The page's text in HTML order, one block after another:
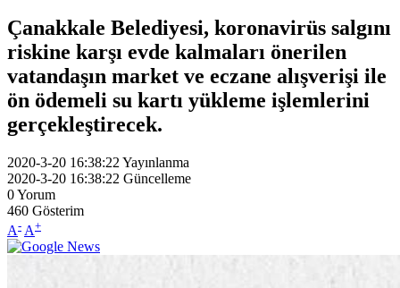
Çanakkale Belediyesi, koronavirüs salgını
riskine karşı evde kalmaları önerilen
vatandaşın market ve eczane alışverişi ile
ön ödemeli su kartı yükleme işlemlerini
gerçekleştirecek.
2020-3-20 16:38:22 Yayınlanma
2020-3-20 16:38:22 Güncelleme
0Yorum
460 Gösterim
A- A+